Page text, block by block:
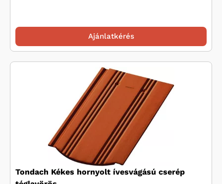
Ajánlatkérés
Tondach Kékes hornyolt ívesvágású cserép